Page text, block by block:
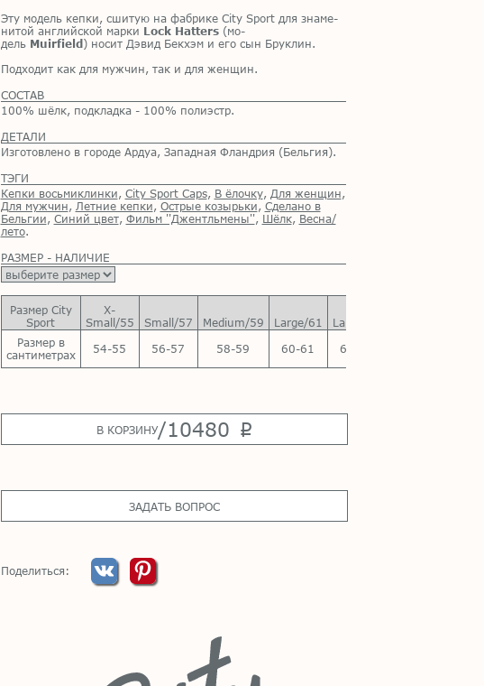
Эту мо­дель кеп­ки, сши­тую на фаб­ри­ке City Sport для зна­ме­
ни­той ан­глий­ской мар­ки Lock Hatters(мо­
дель Muirfield ) но­сит Дэ­вид Бек­хэм и его сын Бруклин.
Под­хо­дит как для муж­чин, так и для жен­щин.
СОСТАВ
100% шёлк, подкладка - 100% полиэстр.
ДЕТАЛИ
Изготовлено в городе Ардуа, Западная Фландрия (Бельгия).
ТЭГИ
Кепки восьмиклинки, City Sport Caps, В ёлочку, Для женщин,
Для мужчин, Летние кепки, Острые козырьки, Сделано в
Бельгии, Синий цвет, Фильм ''Джентльмены'', Шёлк, Весна/
лето.
РАЗМЕР - НАЛИЧИЕ
Размер City
Sport
X-
Small/55
Small/57 Medium/59 Large/61
Large/63
Размер в
сантиметрах
54-55 56-57 58-59 60-61 62-63
В КОРЗИНУ/10480 p
ЗАДАТЬ ВОПРОС
Поделиться: